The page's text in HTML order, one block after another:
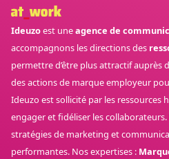
Ideuzoest uneagence de
accompagnons les directions des
permettre d’être plus attractif auprès
des actions de marque employeur
Ideuzo est sollicité par les ressources
engager et fidéliser les
stratégies de marketing et
performantes. Nos expertises :